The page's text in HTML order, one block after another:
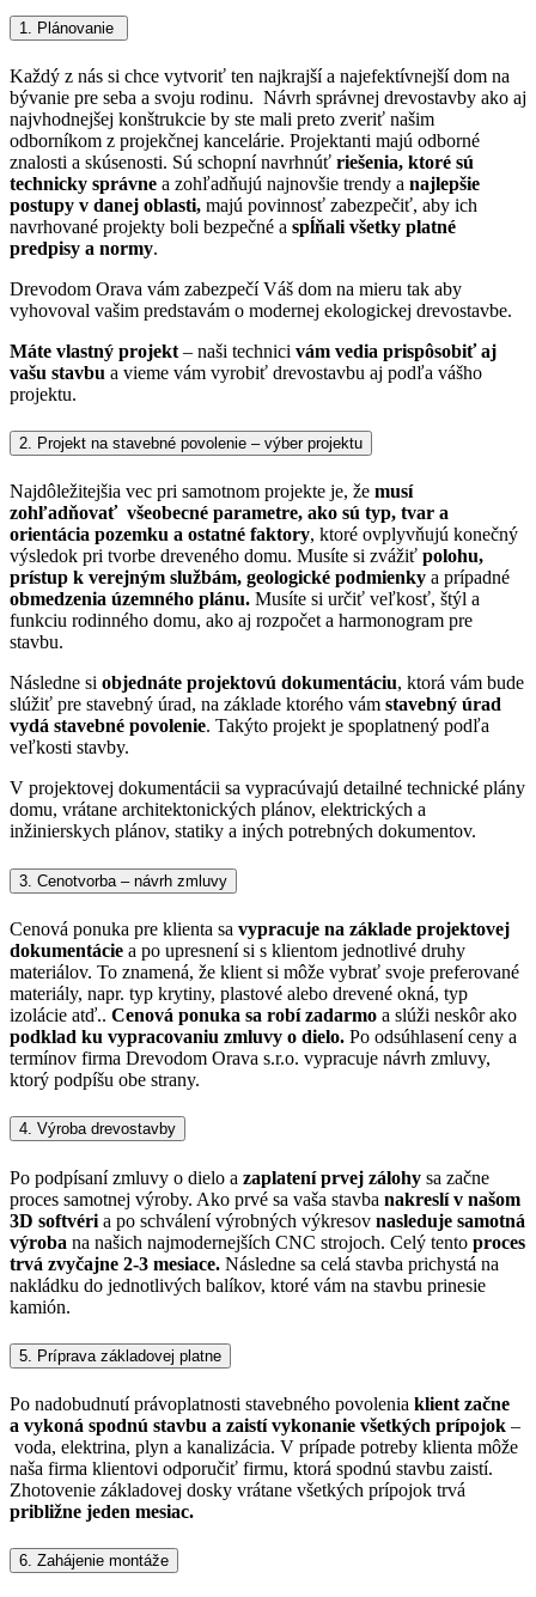
1. Plánovanie
Každý z nás si chce vytvoriť ten najkrajší a najefektívnejší dom na
bývanie pre seba a svoju rodinu. Návrh správnej drevostavby ako aj
najvhodnejšej konštrukcie by ste mali preto zveriť našim
odborníkom z projekčnej kancelárie. Projektanti majú odborné
znalosti a skúsenosti. Sú schopní navrhnúť riešenia, ktoré sú
technicky správne a zohľadňujú najnovšie trendy a najlepšie
postupy v danej oblasti, majú povinnosť zabezpečiť, aby ich
navrhované projekty boli bezpečné a spĺňali všetky platné
predpisy a normy.
Drevodom Orava vám zabezpečí Váš dom na mieru tak aby
vyhovoval vašim predstavám o modernej ekologickej drevostavbe.
Máte vlastný projekt – naši technici vám vedia prispôsobiť aj
vašu stavbu a vieme vám vyrobiť drevostavbu aj podľa vášho
projektu.
2. Projekt na stavebné povolenie – výber projektu
Najdôležitejšia vec pri samotnom projekte je, že musí
zohľadňovať všeobecné parametre, ako sú typ, tvar a
orientácia pozemku a ostatné faktory, ktoré ovplyvňujú konečný
výsledok pri tvorbe dreveného domu. Musíte si zvážiť polohu,
prístup k verejným službám, geologické podmienky a prípadné
obmedzenia územného plánu. Musíte si určiť veľkosť, štýl a
funkciu rodinného domu, ako aj rozpočet a harmonogram pre
stavbu.
Následne si objednáte projektovú dokumentáciu, ktorá vám bude
slúžiť pre stavebný úrad, na základe ktorého vám stavebný úrad
vydá stavebné povolenie. Takýto projekt je spoplatnený podľa
veľkosti stavby.
V projektovej dokumentácii sa vypracúvajú detailné technické plány
domu, vrátane architektonických plánov, elektrických a
inžinierskych plánov, statiky a iných potrebných dokumentov.
3. Cenotvorba – návrh zmluvy
Cenová ponuka pre klienta sa vypracuje na základe projektovej
dokumentácie a po upresnení si s klientom jednotlivé druhy
materiálov. To znamená, že klient si môže vybrať svoje preferované
materiály, napr. typ krytiny, plastové alebo drevené okná, typ
izolácie atď.. Cenová ponuka sa robí zadarmo a slúži neskôr ako
podklad ku vypracovaniu zmluvy o dielo. Po odsúhlasení ceny a
termínov firma Drevodom Orava s.r.o. vypracuje návrh zmluvy,
ktorý podpíšu obe strany.
4. Výroba drevostavby
Po podpísaní zmluvy o dielo a zaplatení prvej zálohy sa začne
proces samotnej výroby. Ako prvé sa vaša stavba nakreslí v našom
3D softvéri a po schválení výrobných výkresov nasleduje samotná
výroba na našich najmodernejších CNC strojoch. Celý tento proces
trvá zvyčajne 2-3 mesiace. Následne sa celá stavba prichystá na
nakládku do jednotlivých balíkov, ktoré vám na stavbu prinesie
kamión.
5. Príprava základovej platne
Po nadobudnutí právoplatnosti stavebného povolenia klient začne
a vykoná spodnú stavbu a zaistí vykonanie všetkých prípojok –
voda, elektrina, plyn a kanalizácia. V prípade potreby klienta môže
naša firma klientovi odporučiť firmu, ktorá spodnú stavbu zaistí.
Zhotovenie základovej dosky vrátane všetkých prípojok trvá
približne jeden mesiac.
6. Zahájenie montáže